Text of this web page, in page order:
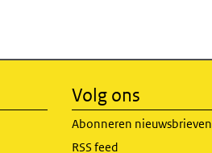
Volg ons
Abonneren nieuwsbrieven
RSS feed